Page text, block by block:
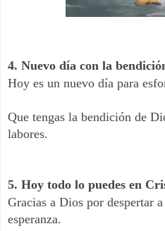
4. Nuevo día con la
Hoy es un nuevo día para
Que tengas la bendición de
labores.
5. Hoy todo lo puedes en
Gracias a Dios por despertar
esperanza.